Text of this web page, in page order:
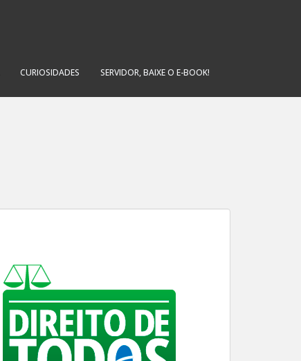
CURIOSIDADES SERVIDOR, BAIXE O E-BOOK!